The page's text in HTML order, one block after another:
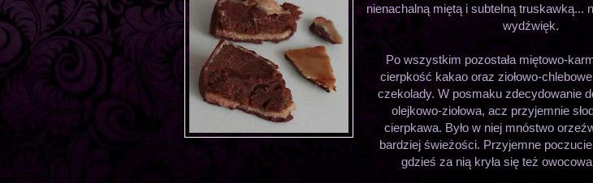
nienachalną miętą i subtelną truskawką...
wydźwięk.
Po wszystkim pozostała miętowo-
cierpkość kakao oraz ziołowo-
czekolady. W posmaku zdecydowanie
olejkowo-ziołowa, acz przyjemnie
cierpkawa. Było w niej mnóstwo
bardziej świeżości. Przyjemne
gdzieś za nią kryła się też